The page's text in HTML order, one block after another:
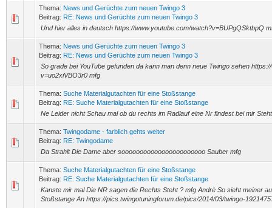
Thema: News und Gerüchte zum neuen Twingo 3
Beitrag: RE: News und Gerüchte zum neuen Twingo 3
Und hier alles in deutsch https://www.youtube.com/watch?v=BUPgQSktbpQ
Thema: News und Gerüchte zum neuen Twingo 3
Beitrag: RE: News und Gerüchte zum neuen Twingo 3
So grade bei YouTube gefunden da kann man denn neue Twingo sehen
v=uo2xiVBO3r0 mfg
Thema: Suche Materialgutachten für eine Stoßstange
Beitrag: RE: Suche Materialgutachten für eine Stoßstange
Ne Leider nicht Schau mal ob du rechts im Radlauf eine Nr findest bei mir
Thema: Twingodame - farblich gehts weiter
Beitrag: RE: Twingodame
Da Strahlt Die Dame aber sooooooooooooooooooooooo Sauber mfg
Thema: Suche Materialgutachten für eine Stoßstange
Beitrag: RE: Suche Materialgutachten für eine Stoßstange
Kanste mir mal Die NR sagen die Rechts Steht ? mfg Andrè So sieht meiner
Stoßstange An https://pics.twingotuningforum.de/pics/2014/03/twingo-